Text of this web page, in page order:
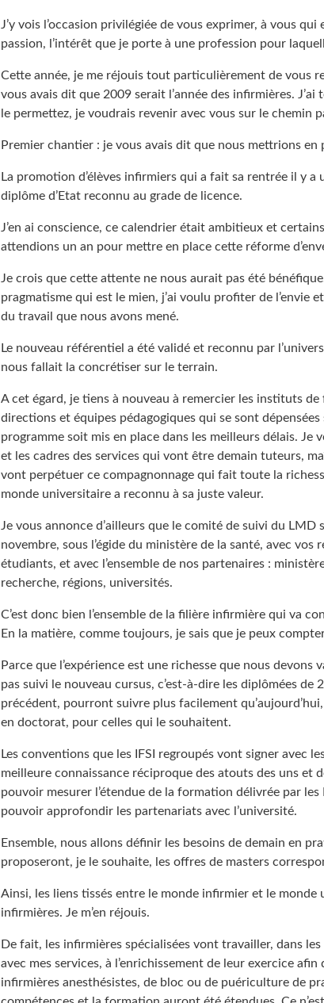
J’y vois l’occasion privilégiée de vous exprimer, à vous
passion, l’intérêt que je porte à une profession pour
Cette année, je me réjouis tout particulièrement de vous
vous avais dit que 2009 serait l’année des infirmières. J’ai
le permettez, je voudrais revenir avec vous sur le chemin
Premier chantier : je vous avais dit que nous mettrions en
La promotion d’élèves infirmiers qui a fait sa rentrée il y a
diplôme d’Etat reconnu au grade de licence.
J’en ai conscience, ce calendrier était ambitieux et
attendions un an pour mettre en place cette réforme
Je crois que cette attente ne nous aurait pas été
pragmatisme qui est le mien, j’ai voulu profiter de l’envie
du travail que nous avons mené.
Le nouveau référentiel a été validé et reconnu par
nous fallait la concrétiser sur le terrain.
A cet égard, je tiens à nouveau à remercier les instituts
directions et équipes pédagogiques qui se sont
programme soit mis en place dans les meilleurs délais. Je
et les cadres des services qui vont être demain tuteurs,
vont perpétuer ce compagnonnage qui fait toute la
monde universitaire a reconnu à sa juste valeur.
Je vous annonce d’ailleurs que le comité de suivi du
novembre, sous l’égide du ministère de la santé, avec
étudiants, et avec l’ensemble de nos partenaires :
recherche, régions, universités.
C’est donc bien l’ensemble de la filière infirmière qui va
En la matière, comme toujours, je sais que je peux
Parce que l’expérience est une richesse que nous devons
pas suivi le nouveau cursus, c’est-à-dire les diplômées de
précédent, pourront suivre plus facilement
en doctorat, pour celles qui le souhaitent.
Les conventions que les IFSI regroupés vont signer avec
meilleure connaissance réciproque des atouts des uns et
pouvoir mesurer l’étendue de la formation délivrée par
pouvoir approfondir les partenariats avec l’université.
Ensemble, nous allons définir les besoins de demain en
proposeront, je le souhaite, les offres de masters
Ainsi, les liens tissés entre le monde infirmier et le
infirmières. Je m’en réjouis.
De fait, les infirmières spécialisées vont travailler, dans
avec mes services, à l’enrichissement de leur exercice
infirmières anesthésistes, de bloc ou de puériculture de